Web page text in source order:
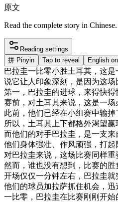
原文
Read the complete story in
Reading settings
拼 Pinyin Tap to reveal English on
巴拉圭一比零小胜土耳其 ， 这是
说它让 人 印象深刻 ， 是因为这场
第一 ， 巴拉圭的进球 ， 来得快得
赛前 ， 对土耳其来说 ， 这是一场
此前 ， 他们已经在小组赛中输掉
所以 ， 土耳其 上下都格外渴望赢
而他们的对手巴拉圭 ， 是一支来
他们身体强壮 作风顽强 ， 打起
对巴拉圭来说 ， 这场比赛同样重
然而 ， 谁也没有想到 ， 比赛的胜
开场仅仅一分钟左右 ， 巴拉圭就
他们的球员加拉萨抓住机会 ， 迅
一比零 ， 巴拉圭在比赛刚刚 开始